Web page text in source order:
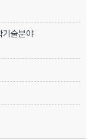
술분야